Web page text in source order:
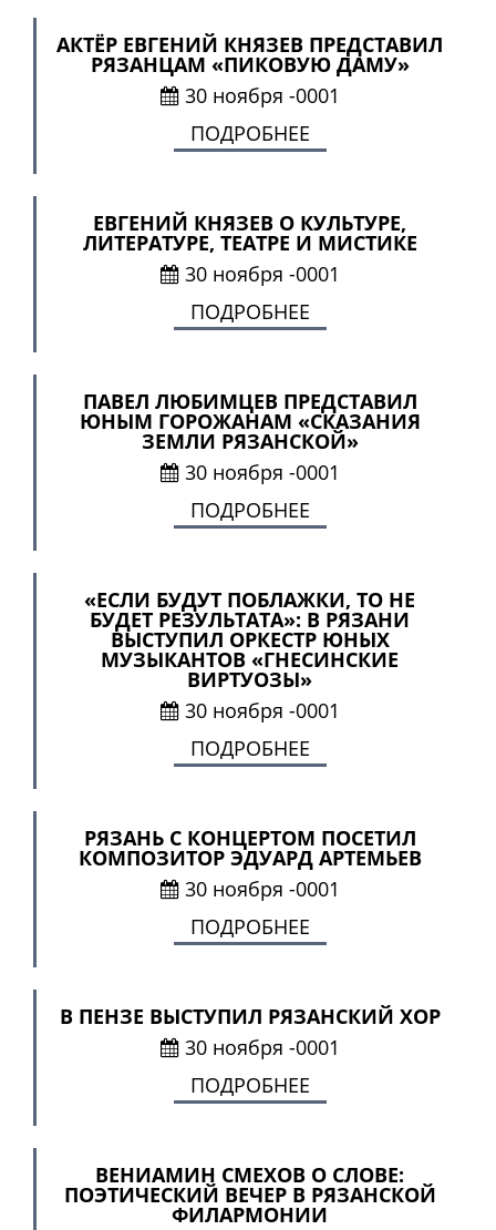
АКТЁР ЕВГЕНИЙ КНЯЗЕВ ПРЕДСТАВИЛ
РЯЗАНЦАМ «ПИКОВУЮ ДАМУ»
30 ноября -0001
ПОДРОБНЕЕ
ЕВГЕНИЙ КНЯЗЕВ О КУЛЬТУРЕ,
ЛИТЕРАТУРЕ, ТЕАТРЕ И МИСТИКЕ
30 ноября -0001
ПОДРОБНЕЕ
ПАВЕЛ ЛЮБИМЦЕВ ПРЕДСТАВИЛ
ЮНЫМ ГОРОЖАНАМ «СКАЗАНИЯ
ЗЕМЛИ РЯЗАНСКОЙ»
30 ноября -0001
ПОДРОБНЕЕ
«ЕСЛИ БУДУТ ПОБЛАЖКИ, ТО НЕ
БУДЕТ РЕЗУЛЬТАТА»: В РЯЗАНИ
ВЫСТУПИЛ ОРКЕСТР ЮНЫХ
МУЗЫКАНТОВ «ГНЕСИНСКИЕ
ВИРТУОЗЫ»
30 ноября -0001
ПОДРОБНЕЕ
РЯЗАНЬ С КОНЦЕРТОМ ПОСЕТИЛ
КОМПОЗИТОР ЭДУАРД АРТЕМЬЕВ
30 ноября -0001
ПОДРОБНЕЕ
В ПЕНЗЕ ВЫСТУПИЛ РЯЗАНСКИЙ ХОР
30 ноября -0001
ПОДРОБНЕЕ
ВЕНИАМИН СМЕХОВ О СЛОВЕ:
ПОЭТИЧЕСКИЙ ВЕЧЕР В РЯЗАНСКОЙ
ФИЛАРМОНИИ